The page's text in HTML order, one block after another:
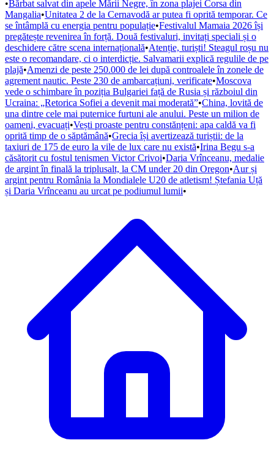
•Bărbat salvat din apele Mării Negre, în zona plajei Corsa din
Mangalia•Unitatea 2 de la Cernavodă ar putea fi oprită temporar. Ce
se întâmplă cu energia pentru populație•Festivalul Mamaia 2026 își
pregătește revenirea în forță. Două festivaluri, invitați speciali și o
deschidere către scena internațională•Atenție, turiști! Steagul roșu nu
este o recomandare, ci o interdicție. Salvamarii explică regulile de pe
plajă•Amenzi de peste 250.000 de lei după controalele în zonele de
agrement nautic. Peste 230 de ambarcațiuni, verificate•Moscova
vede o schimbare în poziția Bulgariei față de Rusia și războiul din
Ucraina: „Retorica Sofiei a devenit mai moderată”•China, lovită de
una dintre cele mai puternice furtuni ale anului. Peste un milion de
oameni, evacuați•Vești proaste pentru constănțeni: apa caldă va fi
oprită timp de o săptămână•Grecia își avertizează turiștii: de la
taxiuri de 175 de euro la vile de lux care nu există•Irina Begu s-a
căsătorit cu fostul tenismen Victor Crivoi•Daria Vrînceanu, medalie
de argint în finală la triplusalt, la CM under 20 din Oregon•Aur și
argint pentru România la Mondialele U20 de atletism! Ștefania Uță
și Daria Vrînceanu au urcat pe podiumul lumii•